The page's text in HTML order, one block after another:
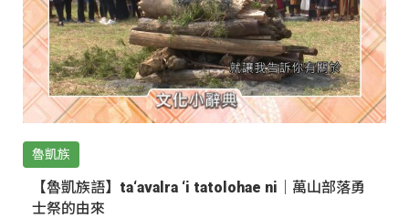
魯凱族
【魯凱族語】ta‘avalra ‘i tatolohae ni｜萬山部落勇
士祭的由來